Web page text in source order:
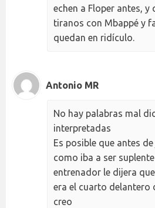
echen a Floper antes, y
tiranos con Mbappé y
quedan en ridículo.
Antonio MR
No hay palabras mal
interpretadas
Es posible que antes
como iba a ser
entrenador le dijera
era el cuarto delantero
creo